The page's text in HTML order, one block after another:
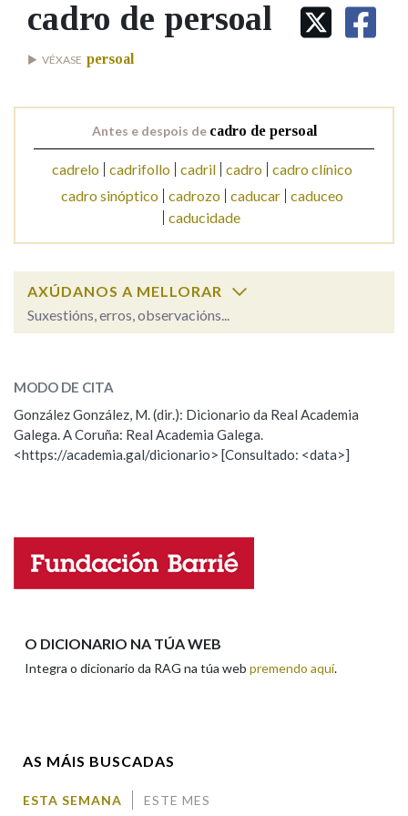
IDENTIDADE CORPORATIVA
MARCIAL DEL ADALID
FIGURAS HOMENAXEADAS
PRIMAVERA DAS LETRAS
PORTAL DAS PALABRAS
Facebook
TwitterYoutubeInstagram
Bluesky
BUSCAR NOS LEMAS
Comeza por
Contén
BUSCAR NO CONTIDO
Nas definicións
Nos exemplos
Na fraseoloxía
OUTRAS OPCIÓNS DE BUSCA
Marcas gramaticais
Pertence a
cadro de persoal
VÉXASE persoal
Antes e despois de cadro de persoal
cadrelo cadrifollo cadril cadro
cadro clínico
cadro sinóptico
cadrozo caducar
caduceo
caducidade
AXÚDANOS A MELLORAR
Suxestións, erros, observacións...
ESCOLLE UNHA OPCIÓN:
Observación Hai un erro na palabra
Propoño mellorar a definición
Nome
MODO DE CITA
González González, M. (dir.): Dicionario da Real Academia
Galega. A Coruña: Real Academia Galega.
<https://academia.gal/dicionario> [Consultado: <data>]
O DICIONARIO NA TÚA WEB
Integra o dicionario da RAG na túa web premendo aquí.
AS MÁIS BUSCADAS
ESTA SEMANA ESTE MES